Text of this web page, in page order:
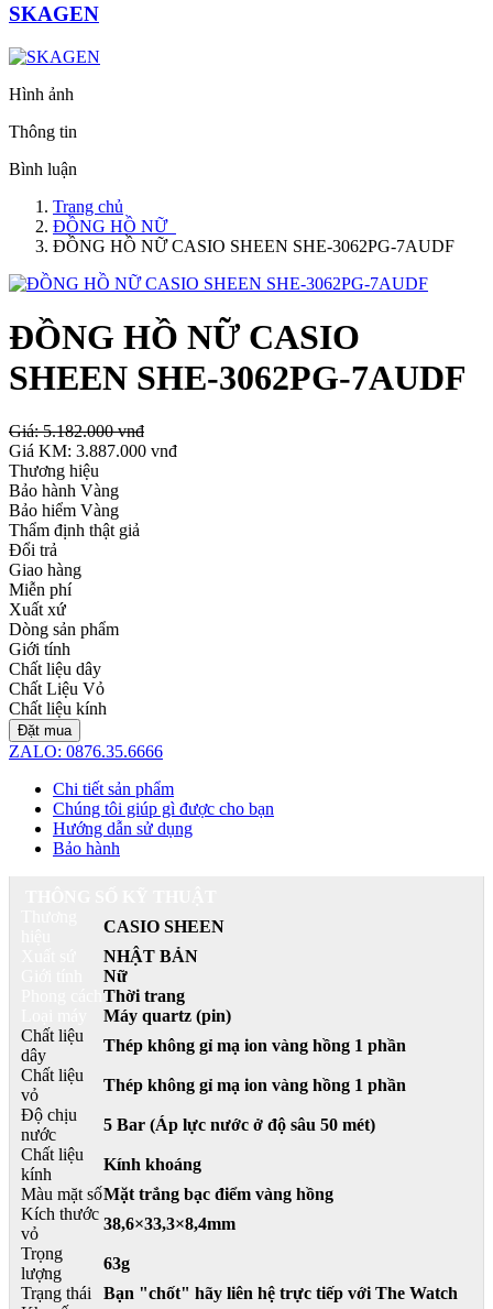
SKAGEN
Hình ảnh
Thông tin
Bình luận
Trang chủ
ĐỒNG HỒ NỮ
ĐỒNG HỒ NỮ CASIO SHEEN SHE-3062PG-7AUDF
ĐỒNG HỒ NỮ CASIO
SHEEN SHE-3062PG-7AUDF
Giá:5.182.000 vnđ
Giá KM: 3.887.000 vnđ
Thương hiệu
Bảo hành Vàng
Bảo hiểm Vàng
Thẩm định thật giả
Đổi trả
Giao hàng
Miễn phí
Xuất xứ
Dòng sản phẩm
Giới tính
Chất liệu dây
Chất Liệu Vỏ
Chất liệu kính
Đặt mua
ZALO: 0876.35.6666
Chi tiết sản phẩm
Chúng tôi giúp gì được cho bạn
Hướng dẫn sử dụng
Bảo hành
CASIO SHEEN
NHẬT BẢN
Nữ
Thời trang
Máy quartz (pin)
Chất liệu
dây
Thép không gỉ mạ ion vàng hồng 1 phần
Chất liệu
vỏ
Thép không gỉ mạ ion vàng hồng 1 phần
Độ chịu
nước
5 Bar (Áp lực nước ở độ sâu 50 mét)
Chất liệu
kính
Kính khoáng
Màu mặt sốMặt trắng bạc điểm vàng hồng
Kích thước
vỏ
38,6×33,3×8,4mm
Trọng
lượng
63g
Trạng thái
Bạn "chốt" hãy liên hệ trực tiếp với The Watch